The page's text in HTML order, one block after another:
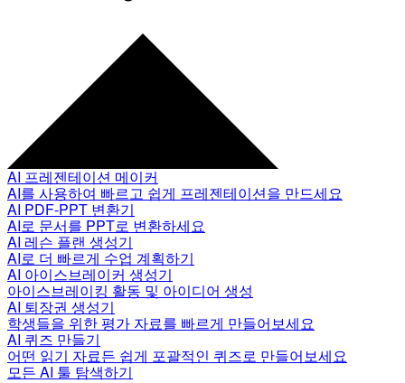
AI 프레젠테이션 메이커
AI를 사용하여 빠르고 쉽게 프레젠테이션을 만드세요
AI PDF-PPT 변환기
AI로 문서를 PPT로 변환하세요
AI 레슨 플랜 생성기
AI로 더 빠르게 수업 계획하기
AI 아이스브레이커 생성기
아이스브레이킹 활동 및 아이디어 생성
AI 퇴장권 생성기
학생들을 위한 평가 자료를 빠르게 만들어보세요
AI 퀴즈 만들기
어떤 읽기 자료든 쉽게 포괄적인 퀴즈로 만들어보세요
모든 AI 툴 탐색하기